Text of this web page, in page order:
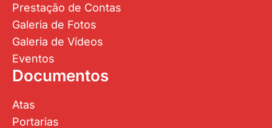
Prestação de Contas
Galeria de Fotos
Galeria de Vídeos
Eventos
Documentos
Atas
Portarias